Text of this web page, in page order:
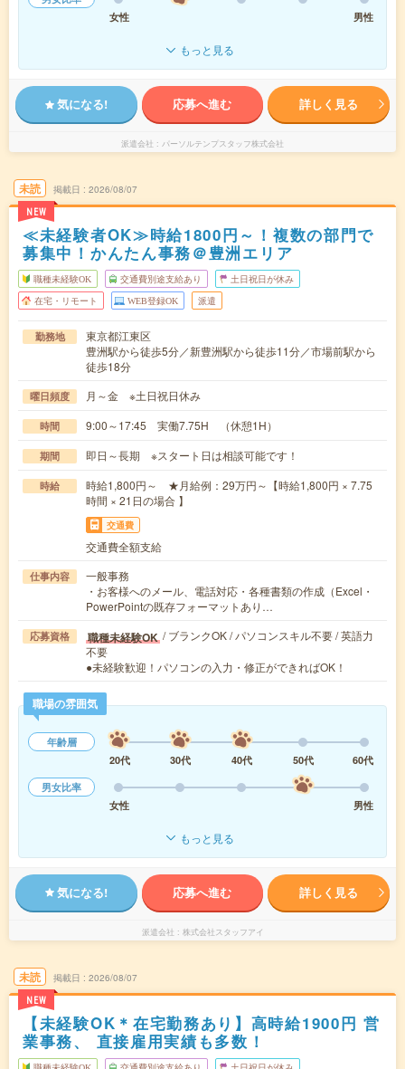
女性
男性
もっと見る
気になる! 応募へ進む 詳しく見る
派遣会社 パーソルテンプスタッフ株式会社
未読
NEW
掲載日 2026/08/07
≪未経験者OK≫時給1800円～！複数の部門で
募集中！かんたん事務＠豊洲エリア
職種未経験OK 交通費別途支給あり 土日祝日が休み
在宅・リモート WEB登録OK 派遣
勤務地
東京都江東区
豊洲駅から徒歩5分／新豊洲駅から徒歩11分／市場前駅から
徒歩18分
曜日頻度 月～金 ※土日祝日休み
時間 9:00～17:45 実働7.75H （休憩1H）
期間 即日～長期 ※スタート日は相談可能です！
時給
時給1,800円～ ★月給例：29万円～【時給1,800円 × 7.75
時間 × 21日の場合 】
交通費
交通費全額支給
仕事内容
一般事務
・お客様へのメール、電話対応・各種書類の作成（Excel・
PowerPointの既存フォーマットあり…
応募資格 職種未経験OK / ブランクOK / パソコンスキル不要 / 英語力
不要
●未経験歓迎！パソコンの入力・修正ができればOK！
職場の雰囲気
年齢層
20代
30代 40代 50代
60代
男女比率
女性
男性
もっと見る
気になる! 応募へ進む 詳しく見る
派遣会社 株式会社スタッフアイ
未読
NEW
掲載日 2026/08/07
【未経験OK＊在宅勤務あり】高時給1900円 営
業事務、 直接雇用実績も多数！
職種未経験OK 交通費別途支給あり 土日祝日が休み